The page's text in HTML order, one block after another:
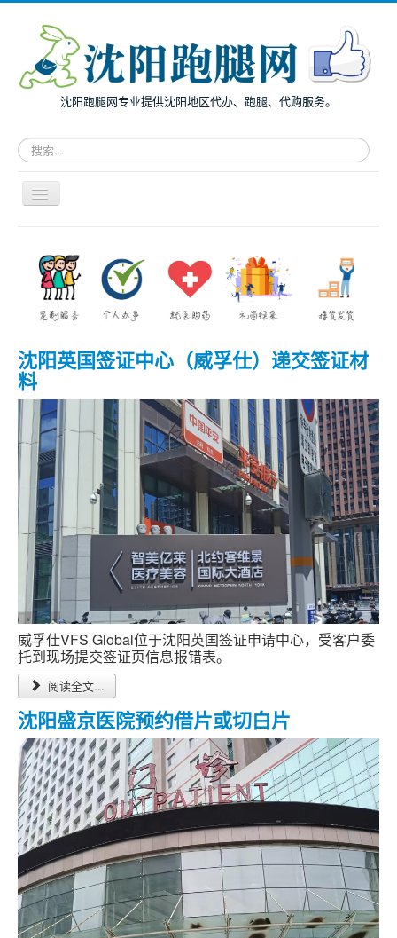
沈阳跑腿网专业提供沈阳地区代办、跑腿、代购服务。
请
输
键
导
航
面向个人
面向企业
服务指南
兔度动态
跑腿网店
沈阳英国签证中心（威孚仕）递交签证材
料
威孚仕VFS Global位于沈阳英国签证申请中心，受客户委
托到现场提交签证页信息报错表。
阅读全文...
沈阳盛京医院预约借片或切白片